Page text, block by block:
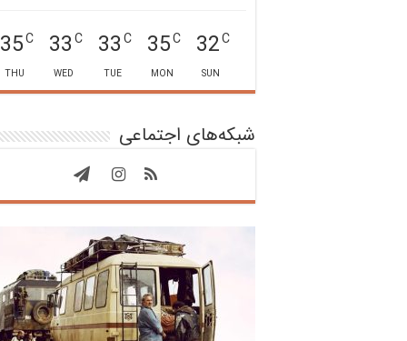
32C
SUN
35C
MON
33C
TUE
33C
WED
35C
THU
شبکه‌های اجتماعی